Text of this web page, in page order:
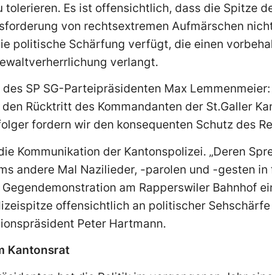
tolerieren. Es ist offensichtlich, dass die Spitze
von rechtsextremen Aufmärschen
politische Schärfung verfügt, die einen
verlangt.
SP SG-Parteipräsidenten Max Lemmenmeier:
Rücktritt des Kommandanten der St.Galler
fordern wir den konsequenten Schutz des
Kommunikation der Kantonspolizei. „Deren
andere Mal Nazilieder, -parolen und -gesten in
am Rapperswiler Bahnhof
offensichtlich an politischer
Peter Hartmann.
Kantonsrat